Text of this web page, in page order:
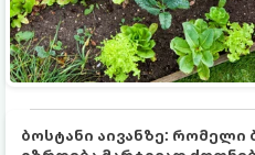
ბოსტანი აივანზე: